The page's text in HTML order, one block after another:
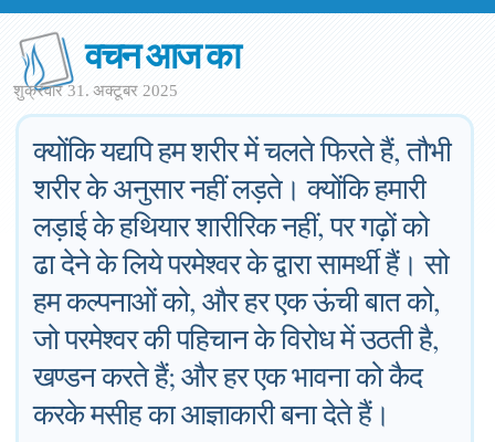
वचन आज का
शुक्रवार 31. अक्टूबर 2025
क्योंकि यद्यपि हम शरीर में चलते फिरते हैं, तौभी
शरीर के अनुसार नहीं लड़ते। क्योंकि हमारी
लड़ाई के हथियार शारीरिक नहीं, पर गढ़ों को
ढा देने के लिये परमेश्वर के द्वारा सामर्थी हैं। सो
हम कल्पनाओं को, और हर एक ऊंची बात को,
जो परमेश्वर की पहिचान के विरोध में उठती है,
खण्डन करते हैं; और हर एक भावना को कैद
करके मसीह का आज्ञाकारी बना देते हैं।